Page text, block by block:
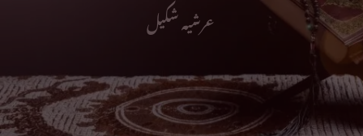
عرشیہ شکیل